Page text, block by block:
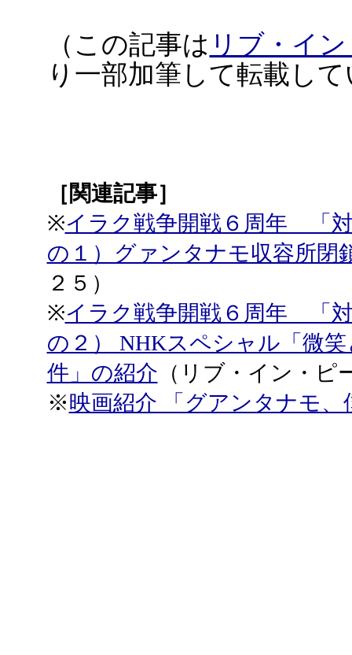
（この記事は リブ・イ
り一部加筆して転載し
［関連記事］
※イラク戦争開戦６周年 「
の１）グァンタナモ収容所閉
２５）
※イラク戦争開戦６周年 「
の２） NHKスペシャル「微
件」の紹介 （リブ・イン・
※映画紹介 「グアンタナモ